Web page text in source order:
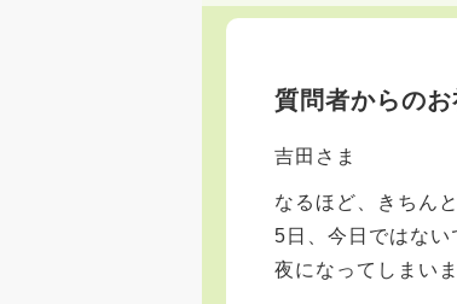
質問者からのお
吉田さま
なるほど、きちん
5日、今日ではない
夜になってしまい